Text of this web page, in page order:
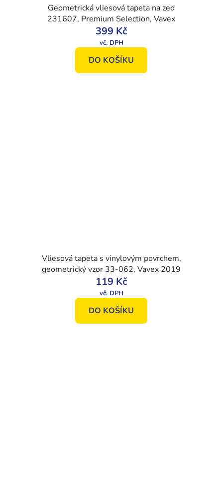
Geometrická vliesová tapeta na zeď
231607, Premium Selection, Vavex
399 Kč
DO KOŠÍKU
Vliesová tapeta s vinylovým povrchem,
geometrický vzor 33-062, Vavex 2019
119 Kč
DO KOŠÍKU